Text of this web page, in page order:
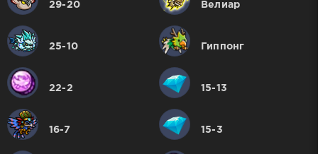
29-20 Велиар
25-10 Гиппонг
22-2 15-13
16-7 15-3